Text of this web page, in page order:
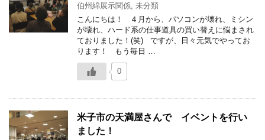
伯州綿展示関係 未分類
こんにちは！ ４月から、パソコンが壊れ、ミシン
が壊れ、ハード系の仕事道具の買い替えに悩まされ
ておりました！(笑) ですが、日々元気でやってお
ります！ もう毎日 …
0
米子市の天満屋さんで イベントを行い
ました！